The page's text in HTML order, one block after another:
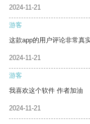
2024-11-21
游客
这款app的用户评论非常真
2024-11-21
游客
我喜欢这个软件 作者加油
2024-11-21